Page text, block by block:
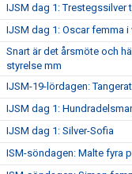
IJSM dag 1: Trestegssilver
IJSM dag 1: Oscar femma i
Snart är det årsmöte och
styrelse mm
IJSM-19-lördagen:
IJSM dag 1:
IJSM dag 1: Silver-Sofia
ISM-söndagen: Malte fyra